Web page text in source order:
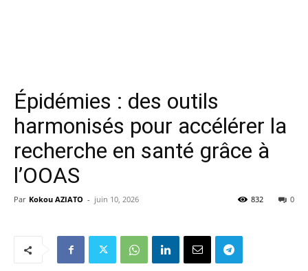
Épidémies : des outils
harmonisés pour accélérer la
recherche en santé grâce à
l’OOAS
Par Kokou AZIATO - juin 10, 2026 0
832